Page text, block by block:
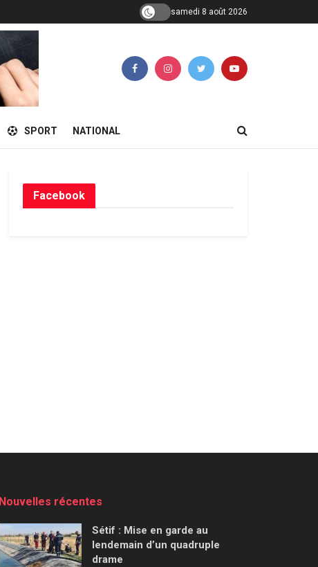
samedi 8 août 2026
SPORT NATIONAL
Facebook
Nouvelles récentes
Sétif : Mise en garde au
lendemain d’un quadruple
drame